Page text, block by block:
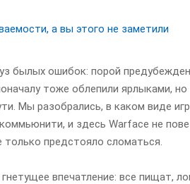
былых ошибок: порой
тоже облепили ярлыками,
Мы разобрались, в каком виде
и здесь Warface не
только предстояло сломаться.
впечатление: все пищат,